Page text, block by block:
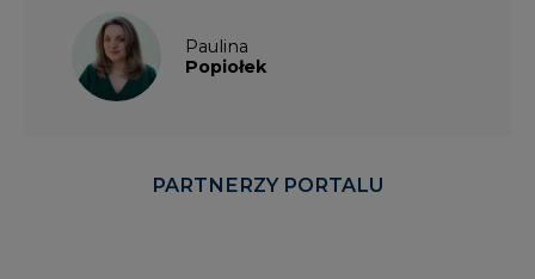
Paulina
Popiołek
PARTNERZY PORTALU